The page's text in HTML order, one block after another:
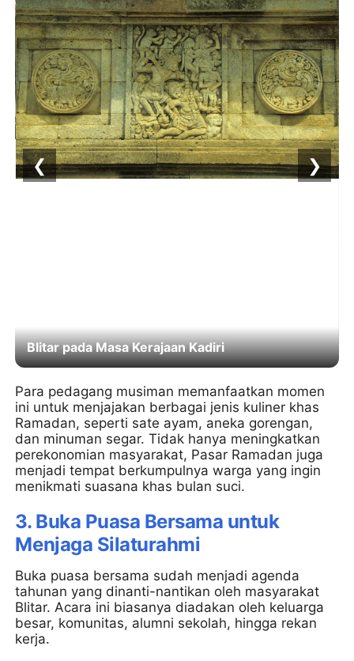
Daya Tarik Es Drop Blitar, Kuliner Legendaris
Sejak 1937
❮ ❯
Para pedagang musiman memanfaatkan momen
ini untuk menjajakan berbagai jenis kuliner khas
Ramadan, seperti sate ayam, aneka gorengan,
dan minuman segar. Tidak hanya meningkatkan
perekonomian masyarakat, Pasar Ramadan juga
menjadi tempat berkumpulnya warga yang ingin
menikmati suasana khas bulan suci.
3. Buka Puasa Bersama untuk
Menjaga Silaturahmi
Buka puasa bersama sudah menjadi agenda
tahunan yang dinanti-nantikan oleh masyarakat
Blitar. Acara ini biasanya diadakan oleh keluarga
besar, komunitas, alumni sekolah, hingga rekan
kerja.